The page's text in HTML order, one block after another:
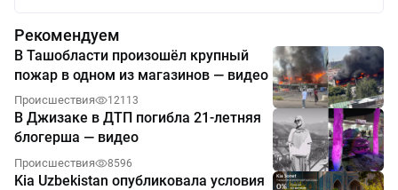
Рекомендуем
В Ташобласти произошёл крупный
пожар в одном из магазинов — видео
Происшествия 12113
В Джизаке в ДТП погибла 21-летняя
блогерша — видео
Происшествия 8596
Kia Uzbekistan опубликовала условия